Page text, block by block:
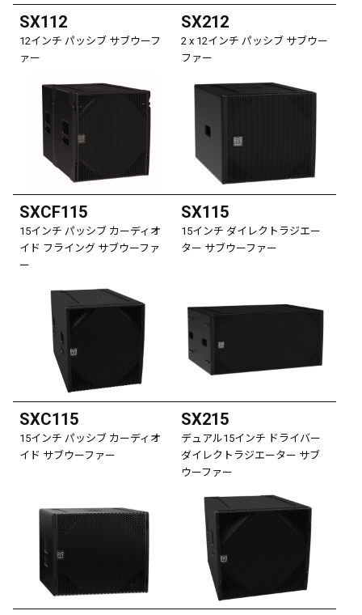
SX112
12インチ パッシブ サブウーフ
ァー
SX212
2 x 12インチ パッシブ サブウー
ファー
SXCF115
15インチ パッシブ カーディオ
イド フライング サブウーファ
ー
SX115
15インチ ダイレクトラジエー
ター サブウーファー
SXC115
15インチ パッシブ カーディオ
イド サブウーファー
SX215
デュアル15インチ ドライバー
ダイレクトラジエーター サブ
ウーファー